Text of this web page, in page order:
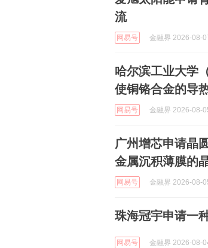
流
网易号 金融界 2026-08-
哈尔滨工业大学
使铜铬合金的导
网易号 金融界 2026-08-
广州增芯申请晶
金属沉积薄膜的
网易号 金融界 2026-08-
珠海冠宇申请一
网易号 金融界 2026-08-